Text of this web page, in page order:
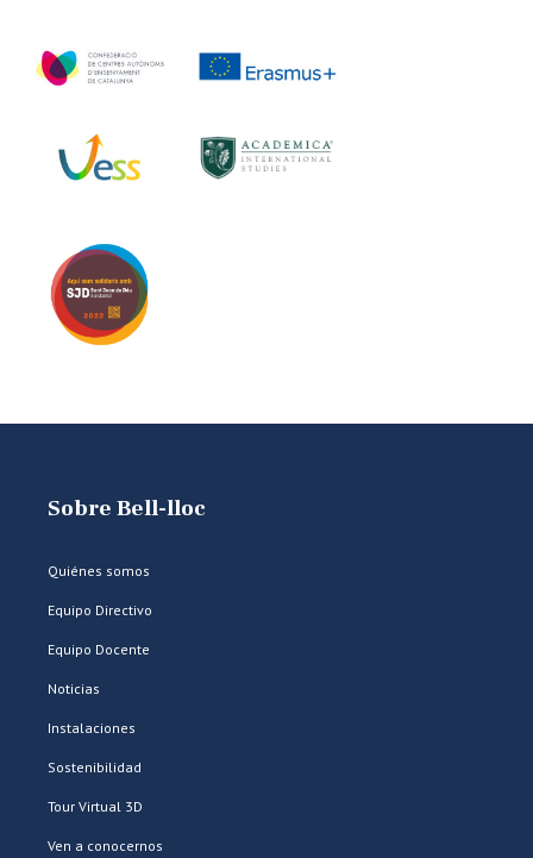
Sobre Bell-lloc
Quiénes somos
Equipo Directivo
Equipo Docente
Noticias
Instalaciones
Sostenibilidad
Tour Virtual 3D
Ven a conocernos